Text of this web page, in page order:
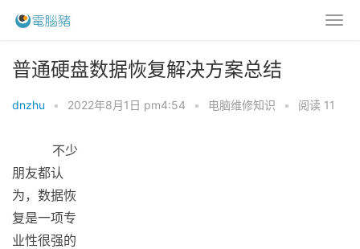
普通硬盘数据恢复解决方案总结
dnzhu • 2022年8月1日 pm4:54 • 电脑维修知识 • 阅读 11
不少
朋友都认
为，数据恢
复是一项专
业性很强的